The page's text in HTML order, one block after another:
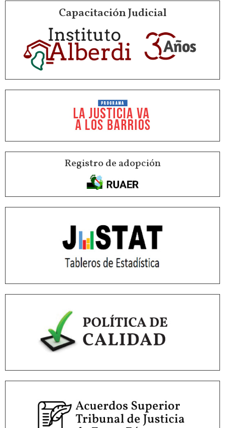
Capacitación Judicial
Registro de adopción